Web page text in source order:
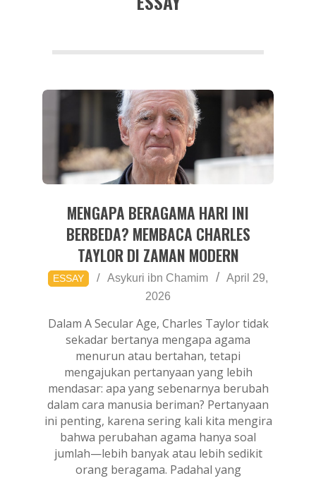
MENGAPA BERAGAMA HARI INI
BERBEDA? MEMBACA CHARLES
TAYLOR DI ZAMAN MODERN
2026-
04-
ESSAY Asykuri ibn Chamim
April 29,
2026
Dalam A Secular Age, Charles Taylor tidak
sekadar bertanya mengapa agama
menurun atau bertahan, tetapi
mengajukan pertanyaan yang lebih
mendasar: apa yang sebenarnya berubah
dalam cara manusia beriman? Pertanyaan
ini penting, karena sering kali kita mengira
bahwa perubahan agama hanya soal
jumlah—lebih banyak atau lebih sedikit
orang beragama. Padahal yang